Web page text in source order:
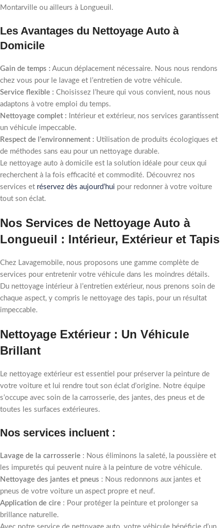
Montarville ou ailleurs à Longueuil.
Les Avantages du Nettoyage Auto à
Domicile
Gain de temps : Aucun déplacement nécessaire. Nous nous rendons
chez vous pour le lavage et l’entretien de votre véhicule.
Service flexible : Choisissez l’heure qui vous convient, nous nous
adaptons à votre emploi du temps.
Nettoyage complet : Intérieur et extérieur, nos services garantissent
un véhicule impeccable.
Respect de l’environnement : Utilisation de produits écologiques et
de méthodes sans eau pour un nettoyage durable.
Le nettoyage auto à domicile est la solution idéale pour ceux qui
recherchent à la fois efficacité et commodité. Découvrez nos
services et réservez dès aujourd’hui pour redonner à votre voiture
tout son éclat.
Nos Services de Nettoyage Auto à
Longueuil : Intérieur, Extérieur et Tapis
Chez Lavagemobile, nous proposons une gamme complète de
services pour entretenir votre véhicule dans les moindres détails.
Du nettoyage intérieur à l’entretien extérieur, nous prenons soin de
chaque aspect, y compris le nettoyage des tapis, pour un résultat
impeccable.
Nettoyage Extérieur : Un Véhicule
Brillant
Le nettoyage extérieur est essentiel pour préserver la peinture de
votre voiture et lui rendre tout son éclat d’origine. Notre équipe
s’occupe avec soin de la carrosserie, des jantes, des pneus et de
toutes les surfaces extérieures.
Nos services incluent :
Lavage de la carrosserie : Nous éliminons la saleté, la poussière et
les impuretés qui peuvent nuire à la peinture de votre véhicule.
Nettoyage des jantes et pneus : Nous redonnons aux jantes et
pneus de votre voiture un aspect propre et neuf.
Application de cire : Pour protéger la peinture et prolonger sa
brillance naturelle.